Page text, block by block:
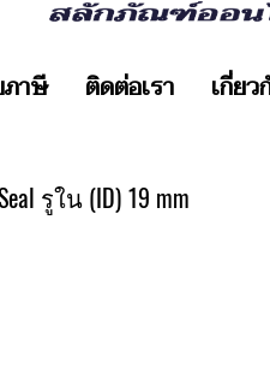
าษี ติดต่อเรา เกี่ยว
รูใน (ID) 19 mm